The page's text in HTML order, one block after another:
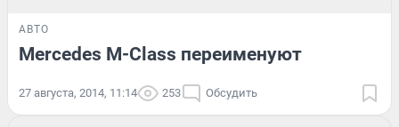
АВТО
Mercedes M-Class переименуют
27 августа, 2014, 11:14 253 Обсудить